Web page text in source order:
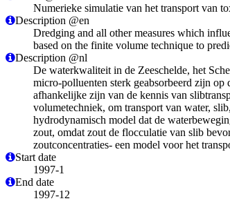
Numerieke simulatie van het transport van
Description @en
Dredging and all other measures which
based on the finite volume technique to
Description @nl
De waterkwaliteit in de Zeeschelde, het
micro-polluenten sterk geabsorbeerd zijn
afhankelijke zijn van de kennis van
volumetechniek, om transport van water,
hydrodynamisch model dat de
zout, omdat zout de flocculatie van slib
zoutconcentraties- een model voor het
Start date
1997-1
End date
1997-12